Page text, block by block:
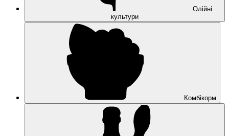
Олійні
культури
Комбікорм